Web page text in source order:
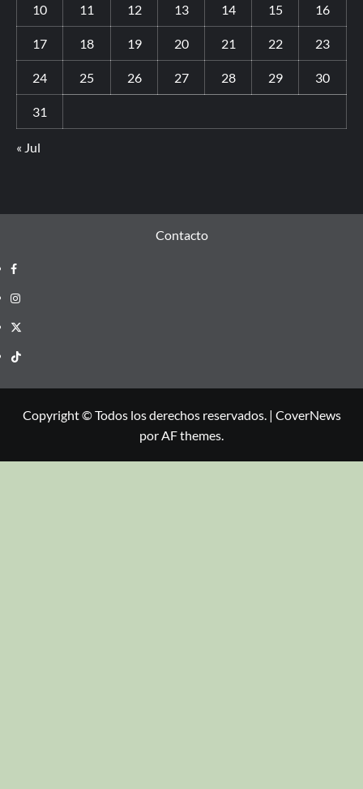
10 11 12 13 14 15 16
17 18 19 20 21 22 23
24 25 26 27 28 29 30
31
« Jul
Contacto
Copyright © Todos los derechos reservados. | CoverNews
por AF themes.